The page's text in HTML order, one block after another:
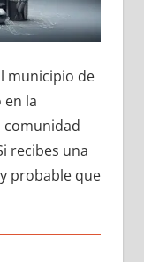
municipio dе
en la
comunidad
recibes una
probable quе